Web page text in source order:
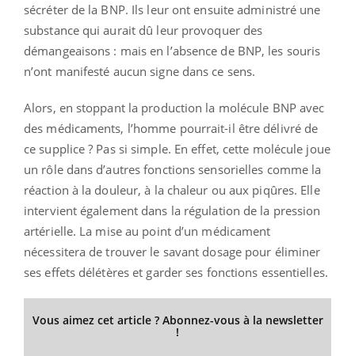
sécréter de la BNP. Ils leur ont ensuite administré une
substance qui aurait dû leur provoquer des
démangeaisons : mais en l’absence de BNP, les souris
n’ont manifesté aucun signe dans ce sens.
Alors, en stoppant la production la molécule BNP avec
des médicaments, l’homme pourrait-il être délivré de
ce supplice ? Pas si simple. En effet, cette molécule joue
un rôle dans d’autres fonctions sensorielles comme la
réaction à la douleur, à la chaleur ou aux piqûres. Elle
intervient également dans la régulation de la pression
artérielle. La mise au point d’un médicament
nécessitera de trouver le savant dosage pour éliminer
ses effets délétères et garder ses fonctions essentielles.
Vous aimez cet article ? Abonnez-vous à la newsletter
!